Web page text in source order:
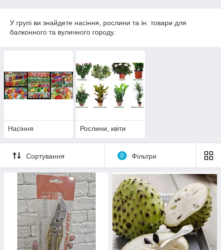
У групі ви знайдете насіння, рослини та ін. товари для
балконного та вуличного городу.
Насіння Рослини, квіти
Сортування 0 Фільтри